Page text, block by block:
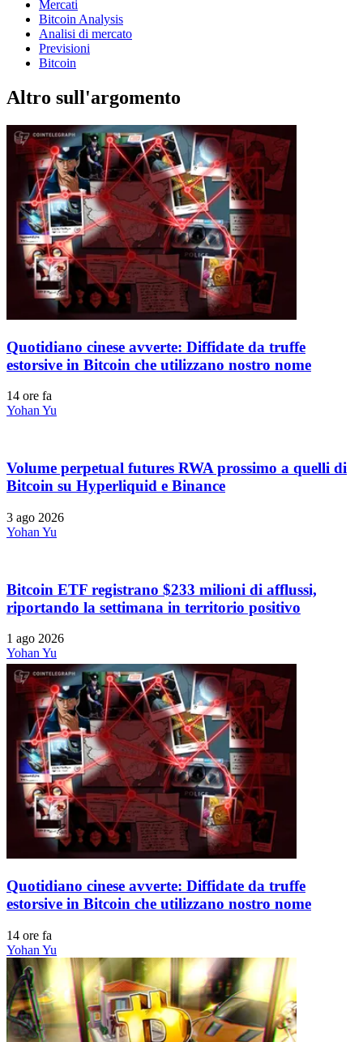
Mercati
Bitcoin Analysis
Analisi di mercato
Previsioni
Bitcoin
Altro sull'argomento
Quotidiano cinese avverte: Diffidate da truffe
estorsive in Bitcoin che utilizzano nostro nome
14 ore fa
Yohan Yu
Volume perpetual futures RWA prossimo a quelli di
Bitcoin su Hyperliquid e Binance
3 ago 2026
Yohan Yu
Bitcoin ETF registrano $233 milioni di afflussi,
riportando la settimana in territorio positivo
1 ago 2026
Yohan Yu
Quotidiano cinese avverte: Diffidate da truffe
estorsive in Bitcoin che utilizzano nostro nome
14 ore fa
Yohan Yu